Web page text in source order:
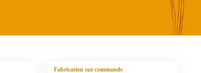
Fabrication sur commande